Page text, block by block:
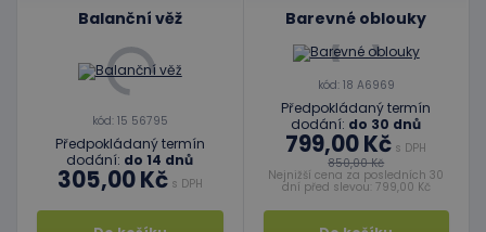
Balanční věž
kód: 15 56795
Předpokládaný termín
dodání: do 14 dnů
305,00 Kčs DPH
Barevné oblouky
kód: 18 A6969
Předpokládaný termín
dodání: do 30 dnů
799,00 Kč s DPH
850,00 Kč
Nejnižší cena za posledních 30
dní před slevou: 799,00 Kč